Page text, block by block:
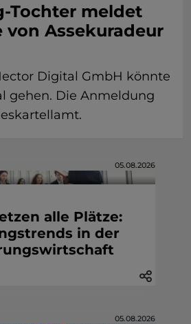
Tochter meldet
von Assekuradeur
Digital GmbH könnte
gehen. Die Anmeldung
05.08.2026
alle Plätze:
in der
05.08.2026